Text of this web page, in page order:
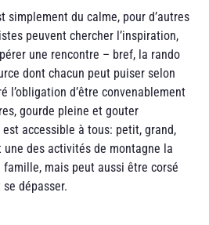
simplement du calme, pour d’autres
peuvent chercher l’inspiration,
une rencontre – bref, la rando
dont chacun peut puiser selon
l’obligation d’être convenablement
gourde pleine et gouter
accessible à tous: petit, grand,
une des activités de montagne la
mais peut aussi être corsé
dépasser.